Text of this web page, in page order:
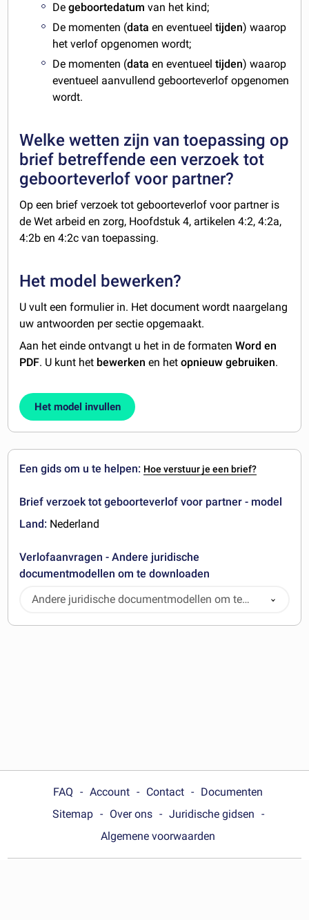
Degeboortedatum van het kind;
De momenten (dataen eventueel tijden) waarop
het verlof opgenomen wordt;
De momenten (dataen eventueel tijden) waarop
eventueel aanvullend geboorteverlof opgenomen
wordt.
Welke wetten zijn van toepassing op
brief betreffende een verzoek tot
geboorteverlof voor partner?
Op een brief verzoek tot geboorteverlof voor partner is
de Wet arbeid en zorg, Hoofdstuk 4, artikelen 4:2, 4:2a,
4:2b en 4:2c van toepassing.
Het model bewerken?
U vult een formulier in. Het document wordt naargelang
uw antwoorden per sectie opgemaakt.
Aan het einde ontvangt u het in de formatenWord en
PDF. U kunt het bewerken en hetopnieuw gebruiken.
Het model invullen
Een gids om u te helpen: Hoe verstuur je een brief?
Brief verzoek tot geboorteverlof voor partner - model
Land: Nederland
Verlofaanvragen - Andere juridische
documentmodellen om te downloaden
Andere juridische documentmodellen om te
downloaden
FAQ Account Contact
Documenten
Sitemap
Over ons
Juridische gidsen
Algemene voorwaarden